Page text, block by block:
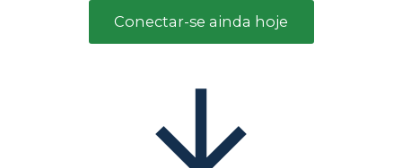
Conectar-se ainda hoje